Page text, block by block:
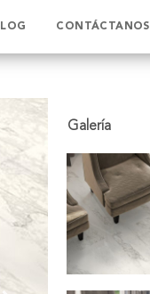
CONTÁCTANOS